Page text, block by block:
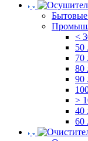
<
50
70
80
90
>
40
60